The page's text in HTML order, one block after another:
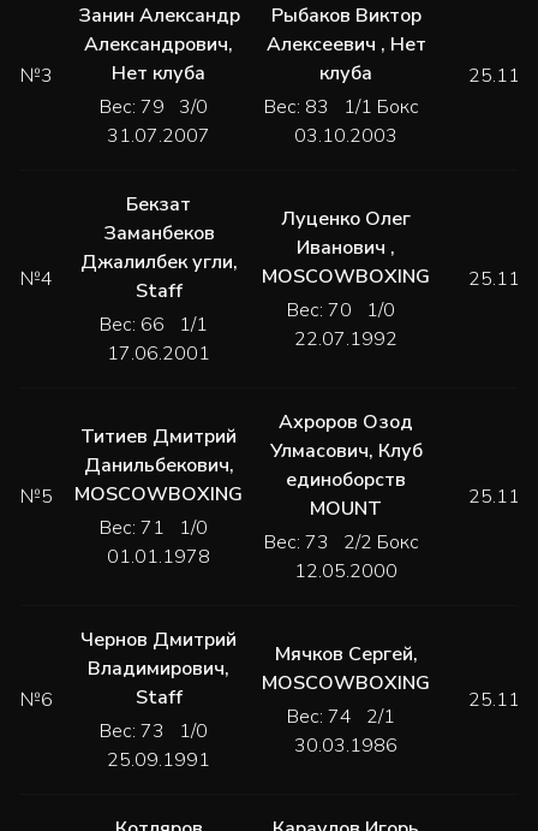
№3
Занин Александр
Александрович,
Нет клуба
Вес: 79 3/0
31.07.2007
Рыбаков Виктор
Алексеевич , Нет
клуба
Вес: 83 1/1 Бокс
03.10.2003
№4
Бекзат
Заманбеков
Джалилбек угли,
Staff
Вес: 66 1/1
17.06.2001
Луценко Олег
Иванович ,
MOSCOWBOXING
Вес: 70 1/0
22.07.1992
№5
Титиев Дмитрий
Данильбекович,
MOSCOWBOXING
Вес: 71 1/0
01.01.1978
Ахроров Озод
Улмасович, Клуб
единоборств
MOUNT
Вес: 73 2/2 Бокс
12.05.2000
№6
Чернов Дмитрий
Владимирович,
Staff
Вес: 73 1/0
25.09.1991
Мячков Сергей,
MOSCOWBOXING
Вес: 74 2/1
30.03.1986